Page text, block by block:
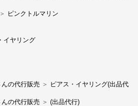
＞ ピンクトルマリン
イヤリング
の代行販売 ＞ ピアス・イヤリング(出品代
の代行販売 ＞ (出品代行)